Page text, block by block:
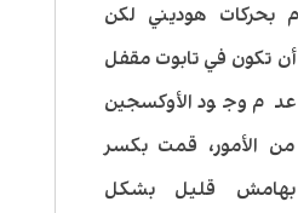
بحركات هوديني لكن
تكون في تابوت مقفل
وجود الأوكسجين
من الأمور، قمت بكسر
بهامش قليل بشكل